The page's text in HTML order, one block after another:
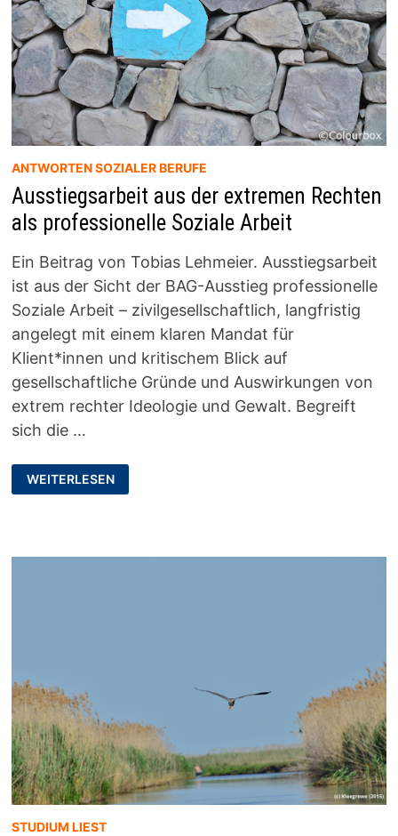
ANTWORTEN SOZIALER BERUFE
Ausstiegsarbeit aus der extremen Rechten
als professionelle Soziale Arbeit
Ein Beitrag von Tobias Lehmeier. Ausstiegsarbeit
ist aus der Sicht der BAG-Ausstieg professionelle
Soziale Arbeit – zivilgesellschaftlich, langfristig
angelegt mit einem klaren Mandat für
Klient*innen und kritischem Blick auf
gesellschaftliche Gründe und Auswirkungen von
extrem rechter Ideologie und Gewalt. Begreift
sich die …
AUSSTIEGSARBEIT
AUS
DER
SOZIALE
WEITERLESEN
STUDIUM LIEST